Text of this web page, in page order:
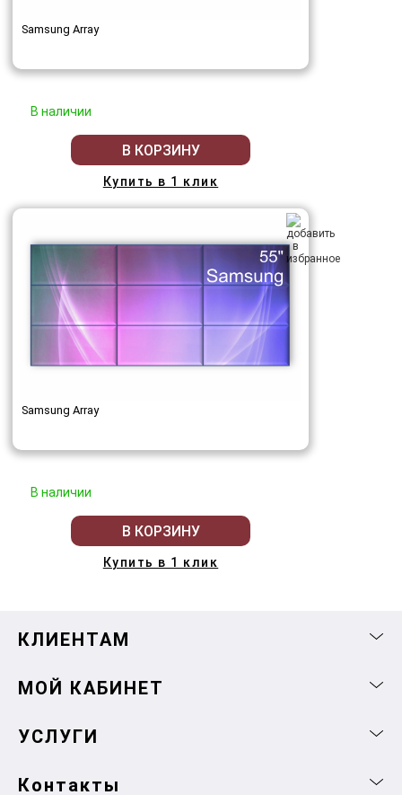
Samsung Array
В наличии
В КОРЗИНУ
Купить в 1 клик
Samsung Array
В наличии
В КОРЗИНУ
Купить в 1 клик
КЛИЕНТАМ
МОЙ КАБИНЕТ
УСЛУГИ
Контакты